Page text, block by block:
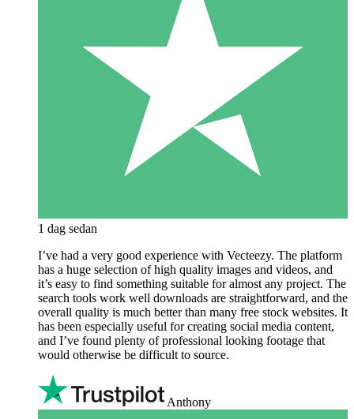
1 dag sedan
I’ve had a very good experience with Vecteezy. The platform
has a huge selection of high quality images and videos, and
it’s easy to find something suitable for almost any project. The
search tools work well downloads are straightforward, and the
overall quality is much better than many free stock websites. It
has been especially useful for creating social media content,
and I’ve found plenty of professional looking footage that
would otherwise be difficult to source.
Anthony